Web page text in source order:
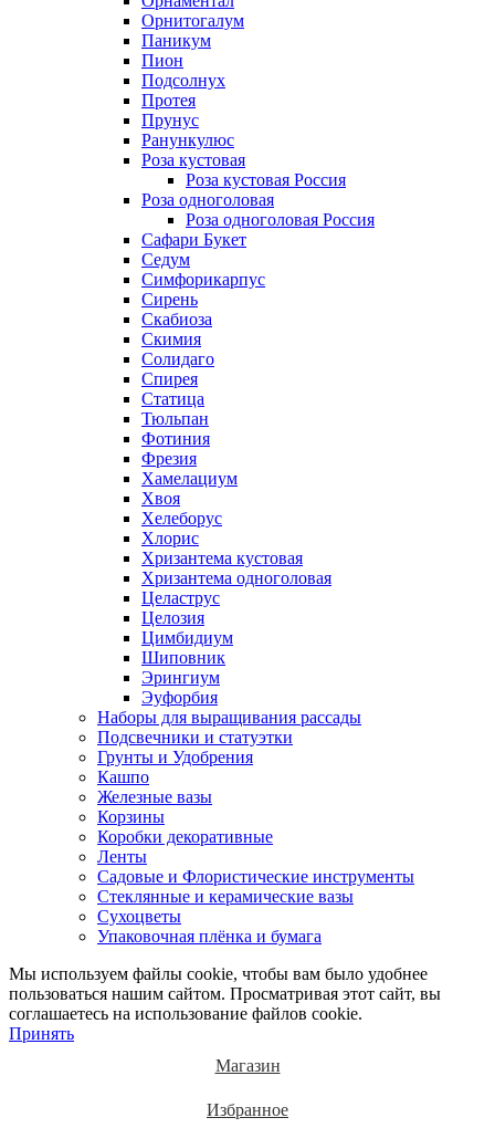
Орнитогалум
Паникум
Пион
Подсолнух
Протея
Прунус
Ранункулюс
Роза кустовая
Роза кустовая Россия
Роза одноголовая
Роза одноголовая Россия
Сафари Букет
Седум
Симфорикарпус
Сирень
Скабиоза
Скимия
Солидаго
Спирея
Статица
Тюльпан
Фотиния
Фрезия
Хамелациум
Хвоя
Хелеборус
Хлорис
Хризантема кустовая
Хризантема одноголовая
Целаструс
Целозия
Цимбидиум
Шиповник
Эрингиум
Эуфорбия
Наборы для выращивания рассады
Подсвечники и статуэтки
Грунты и Удобрения
Кашпо
Железные вазы
Корзины
Коробки декоративные
Ленты
Садовые и Флористические инструменты
Стеклянные и керамические вазы
Сухоцветы
Упаковочная плёнка и бумага
Мы используем файлы cookie, чтобы вам было удобнее
пользоваться нашим сайтом. Просматривая этот сайт, вы
соглашаетесь на использование файлов cookie.
Принять
Магазин
Избранное